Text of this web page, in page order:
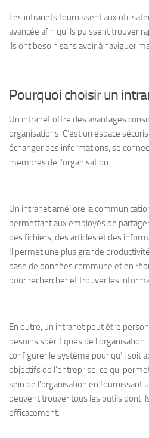
Les intranets fournissent aux
avancée afin qu’ils puissent trouver
ils ont besoin sans avoir à naviguer
Pourquoi choisir un
Un intranet offre des avantages
organisations. C’est un espace
échanger des informations, se
membres de l’organisation.
Un intranet améliore la
permettant aux employés de
des fichiers, des articles et des
Il permet une plus grande
base de données commune et en
pour rechercher et trouver les
En outre, un intranet peut être
besoins spécifiques de
configurer le système pour qu’il soit
objectifs de l’entreprise, ce qui
sein de l’organisation en fournissant
peuvent trouver tous les outils dont
efficacement.